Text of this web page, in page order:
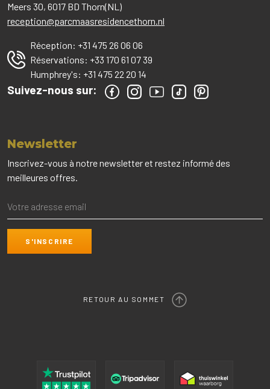
Meers 30, 6017 BD Thorn(NL)
reception@parcmaasresidencethorn.nl
Réception: +31 475 26 06 06
Réservations: +33 170 61 07 39
Humphrey's: +31 475 22 20 14
Suivez-nous sur:
Newsletter
Inscrivez-vous à notre newsletter et restez informé des
meilleures offres.
RETOUR AU SOMMET